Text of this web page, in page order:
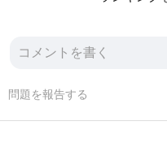
問題を報告する